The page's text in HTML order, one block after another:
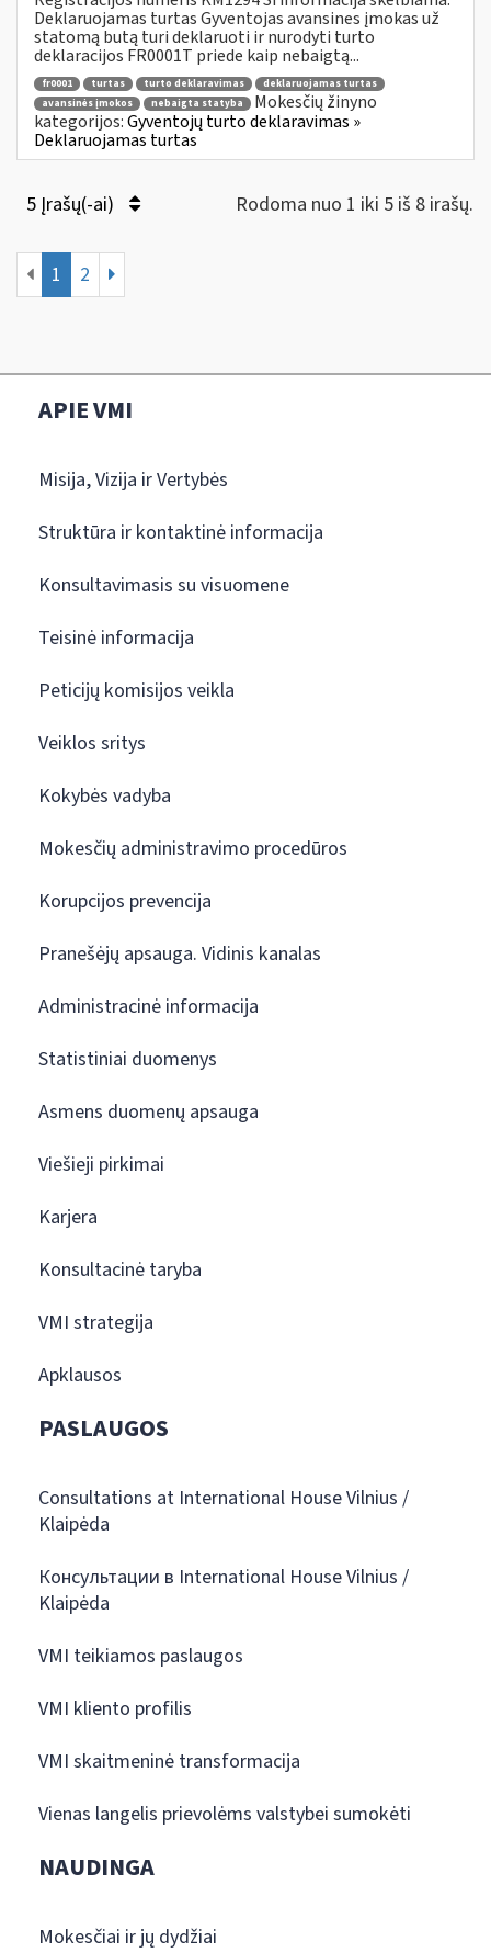
Deklaruojamas turtas Gyventojas avansines įmokas už
statomą butą turi deklaruoti ir nurodyti turto
deklaracijos FR0001T priede kaip nebaigtą...
fr0001 turtas turto deklaravimas
deklaruojamas turtas
avansinės įmokos
nebaigta statyba
Mokesčių žinyno
kategorijos:Gyventojų turto deklaravimas »
Deklaruojamas turtas
5 Įrašų(-ai) Rodoma nuo 1 iki 5 iš 8 irašų.
1 2
APIE VMI
Misija, Vizija ir Vertybės
Struktūra ir kontaktinė informacija
Konsultavimasis su visuomene
Teisinė informacija
Peticijų komisijos veikla
Veiklos sritys
Kokybės vadyba
Mokesčių administravimo procedūros
Korupcijos prevencija
Pranešėjų apsauga. Vidinis kanalas
Administracinė informacija
Statistiniai duomenys
Asmens duomenų apsauga
Viešieji pirkimai
Karjera
Konsultacinė taryba
VMI strategija
Apklausos
PASLAUGOS
Consultations at International House Vilnius /
Klaipėda
Консультации в International House Vilnius /
Klaipėda
VMI teikiamos paslaugos
VMI kliento profilis
VMI skaitmeninė transformacija
Vienas langelis prievolėms valstybei sumokėti
NAUDINGA
Mokesčiai ir jų dydžiai